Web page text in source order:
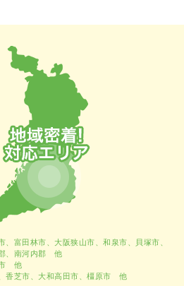
、富田林市、大阪狭山市、和泉市、貝塚市、
、南河内郡 他
市 他
香芝市、大和高田市、橿原市 他